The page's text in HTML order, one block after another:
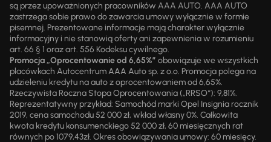
są przez upoważnionych pracowników AAA AUTO. AAA AUTO
zastrzega sobie prawo do zawarcia umowy wyłącznie w formie
pisemnej. Prezentowane informacje mają charakter wyłącznie
informacyjny i nie stanowią oferty ani zapewnienia w rozumieniu
art. 66 § 1 oraz art. 556 Kodeksu cywilnego.
Promocja „Oprocentowanie od 6,65%” obowiązuje we wszystkich
placówkach Autocentrum AAA Auto sp. z o.o. Promocja polega na
udzieleniu kredytu na auto z oprocentowaniem od 6,65%.
Rzeczywista Roczna Stopa Oprocentowania („RRSO“): 9,81%.
Reprezentatywny przykład: Samochód marki Opel Insignia rocznik
2019, cena samochodu 52 000 zł, wkład własny 0%. Całkowita
kwota kredytu konsumenckiego 52 000 zł, 60 miesięcznych rat
równych po 1079,43zł. Okres obowiązywania umowy: 60 miesięcy.